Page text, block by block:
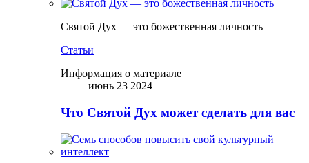
Святой Дух — это божественная личность
Статьи
Информация о материале
июнь 23 2024
Что Святой Дух может сделать для вас